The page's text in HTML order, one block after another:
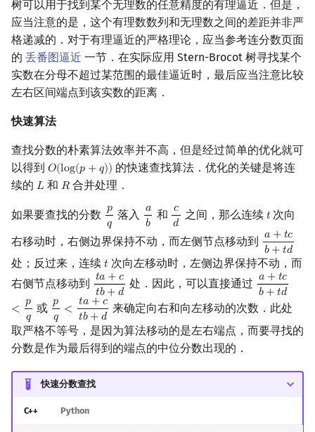
树可以用于找到某个无理数的任意精度的有理逼近．但是，
应当注意的是，这个有理数数列和无理数之间的差距并非严
格递减的．对于有理逼近的严格理论，应当参考连分数页面
的 丢番图逼近 一节．在实际应用 Stern-Brocot 树寻找某个
实数在分母不超过某范围的最佳逼近时，最后应当注意比较
左右区间端点到该实数的距离．
快速算法
查找分数的朴素算法效率并不高，但是经过简单的优化就可
以得到 𝑂(log(𝑝 +𝑞))
O(log(p +q ))
的快速查找算法．优化的关键是将连
续的 𝐿
L和 𝑅
R 合并处理．
如果要查找的分数 𝑝
𝑞
pq落入 𝑎
𝑏
ab 和 𝑐
𝑑
cd 之间，那么连续 𝑡
t 次向
右移动时，右侧边界保持不动，而左侧节点移动到 𝑎 +𝑡𝑐
𝑏+𝑡𝑑
a+tcb+
处；反过来，连续 𝑡
t 次向左移动时，左侧边界保持不动，而
右侧节点移动到 𝑡𝑎+𝑐
𝑡𝑏+𝑑
ta+ctb +d
处．因此，可以直接通过 𝑎+𝑡𝑐
𝑏+𝑡𝑑
< 𝑝
𝑞
a+tcb+
或 𝑝
𝑞 < 𝑡𝑎 +𝑐
𝑡𝑏+𝑑
pq <t a+ctb+ d
来确定向右和向左移动的次数．此处
取严格不等号，是因为算法移动的是左右端点，而要寻找的
分数是作为最后得到的端点的中位分数出现的．
快速分数查找
C++ Python